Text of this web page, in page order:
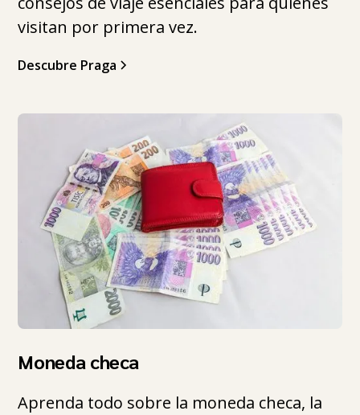
visitan por primera vez.
Descubre Praga
Moneda checa
Aprenda todo sobre la moneda checa, la